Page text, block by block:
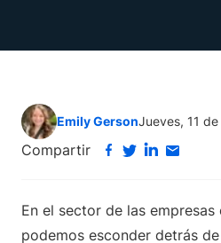
Emily GersonJueves, 11
Compartir
En el sector de las
podemos esconder detrás